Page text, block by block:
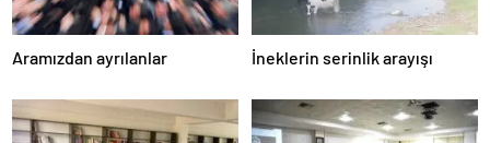
Aramızdan ayrılanlar İneklerin serinlik arayışı